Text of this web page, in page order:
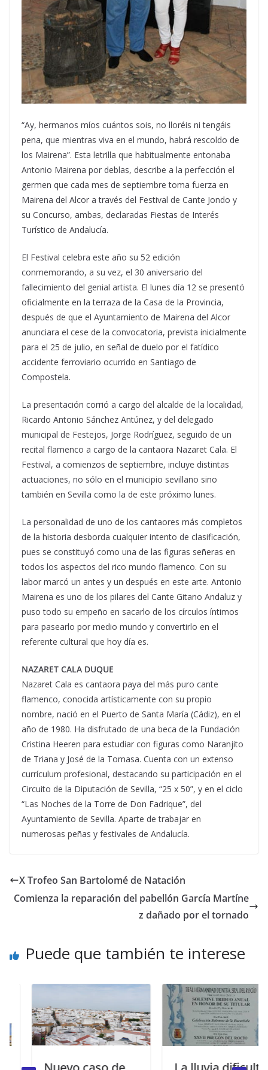
“Ay, hermanos míos cuántos sois, no lloréis ni tengáis
pena, que mientras viva en el mundo, habrá rescoldo de
los Mairena”. Esta letrilla que habitualmente entonaba
Antonio Mairena por deblas, describe a la perfección el
germen que cada mes de septiembre toma fuerza en
Mairena del Alcor a través del Festival de Cante Jondo y
su Concurso, ambas, declaradas Fiestas de Interés
Turístico de Andalucía.
El Festival celebra este año su 52 edición
conmemorando, a su vez, el 30 aniversario del
fallecimiento del genial artista. El lunes día 12 se presentó
oficialmente en la terraza de la Casa de la Provincia,
después de que el Ayuntamiento de Mairena del Alcor
anunciara el cese de la convocatoria, prevista inicialmente
para el 25 de julio, en señal de duelo por el fatídico
accidente ferroviario ocurrido en Santiago de
Compostela.
La presentación corrió a cargo del alcalde de la localidad,
Ricardo Antonio Sánchez Antúnez, y del delegado
municipal de Festejos, Jorge Rodríguez, seguido de un
recital flamenco a cargo de la cantaora Nazaret Cala. El
Festival, a comienzos de septiembre, incluye distintas
actuaciones, no sólo en el municipio sevillano sino
también en Sevilla como la de este próximo lunes.
La personalidad de uno de los cantaores más completos
de la historia desborda cualquier intento de clasificación,
pues se constituyó como una de las figuras señeras en
todos los aspectos del rico mundo flamenco. Con su
labor marcó un antes y un después en este arte. Antonio
Mairena es uno de los pilares del Cante Gitano Andaluz y
puso todo su empeño en sacarlo de los círculos íntimos
para pasearlo por medio mundo y convertirlo en el
referente cultural que hoy día es.
NAZARET CALA DUQUE
Nazaret Cala es cantaora paya del más puro cante
flamenco, conocida artísticamente con su propio
nombre, nació en el Puerto de Santa María (Cádiz), en el
año de 1980. Ha disfrutado de una beca de la Fundación
Cristina Heeren para estudiar con figuras como Naranjito
de Triana y José de la Tomasa. Cuenta con un extenso
currículum profesional, destacando su participación en el
Circuito de la Diputación de Sevilla, “25 x 50”, y en el ciclo
“Las Noches de la Torre de Don Fadrique”, del
Ayuntamiento de Sevilla. Aparte de trabajar en
numerosas peñas y festivales de Andalucía.
X Trofeo San Bartolomé de Natación
Comienza la reparación del pabellón García Martíne
z dañado por el tornado
Puede que también te interese